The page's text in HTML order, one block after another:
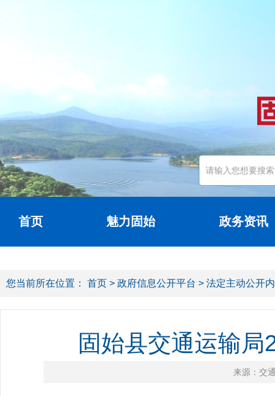
首页 魅力固始 政务资讯
您当前所在位置： 首页 > 政府信息公开平台 > 法定主动公开
固始县交通运输局
来源：交